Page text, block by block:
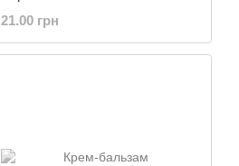
21.00 грн